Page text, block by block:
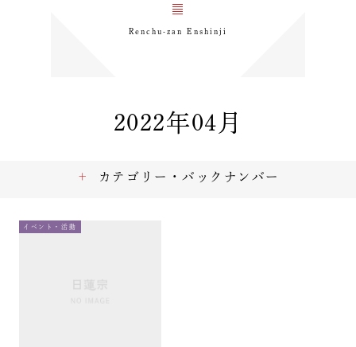
Renchu-zan Enshinji
2022年04月
イベント・活動
カテゴリー・バックナンバー